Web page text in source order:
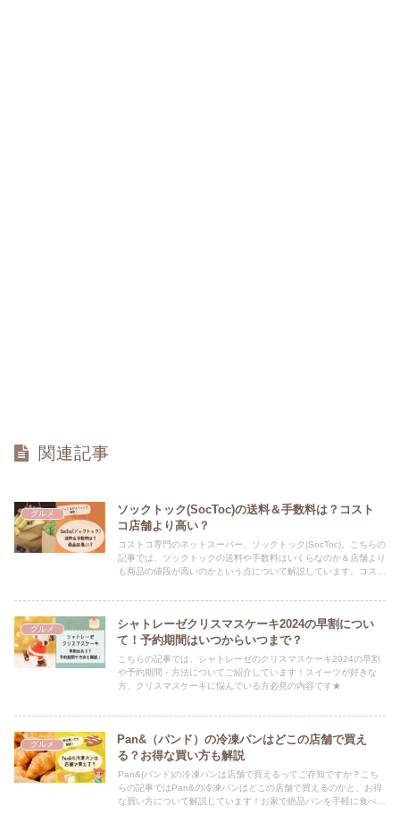
関連記事
グルメ
ソックトック(SocToc)の送料＆手数料は？コスト
コ店舗より高い？
コストコ専門のネットスーパー、ソックトック(SocToc)。こちらの
記事では、ソックトックの送料や手数料はいくらなのか＆店舗より
も商品の値段が高いのかという点について解説しています。コスト
グルメ
シャトレーゼクリスマスケーキ2024の早割につい
て！予約期間はいつからいつまで？
こちらの記事では、シャトレーゼのクリスマスケーキ2024の早割
や予約期間・方法についてご紹介しています！スイーツが好きな
方、クリスマスケーキに悩んでいる方必見の内容です★
グルメ
Pan&（パンド）の冷凍パンはどこの店舗で買え
る？お得な買い方も解説
Pan&(パンド)の冷凍パンは店舗で買えるってご存知ですか？こち
らの記事ではPan&の冷凍パンはどこの店舗で買えるのかと、お得
な買い方について解説しています！お家で絶品パンを手軽に食べた